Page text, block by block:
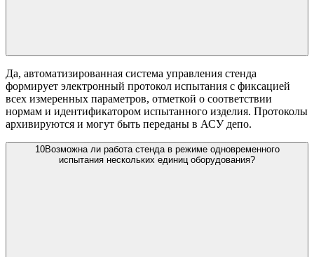
Да, автоматизированная система управления стенда
формирует электронный протокол испытания с фиксацией
всех измеренных параметров, отметкой о соответствии
нормам и идентификатором испытанного изделия. Протоколы
архивируются и могут быть переданы в АСУ депо.
10Возможна ли работа стенда в режиме одновременного
испытания нескольких единиц оборудования?